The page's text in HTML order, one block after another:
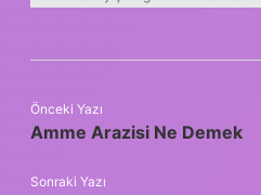
Önceki Yazı
Amme Arazisi Ne Demek
Sonraki Yazı